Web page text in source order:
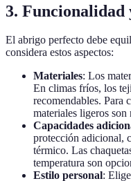
3. Funcionalidad
El abrigo perfecto debe
considera estos aspectos:
Materiales: Los
En climas fríos, los
recomendables. Para
materiales ligeros son
Capacidades
protección adicional,
térmico. Las
temperatura son
Estilo personal: